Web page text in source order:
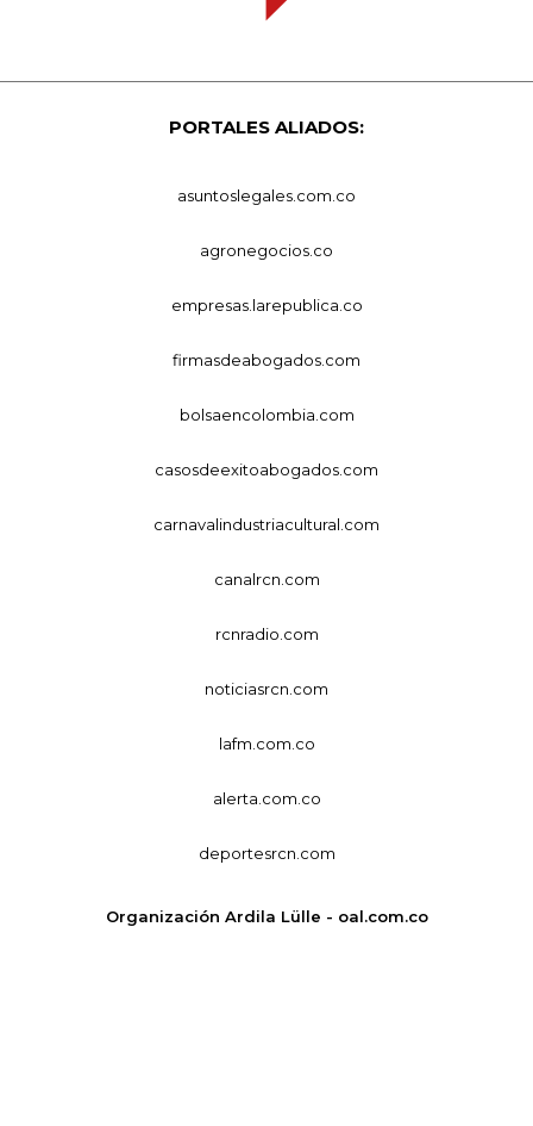
PORTALES ALIADOS:
asuntoslegales.com.co
agronegocios.co
empresas.larepublica.co
firmasdeabogados.com
bolsaencolombia.com
casosdeexitoabogados.com
carnavalindustriacultural.com
canalrcn.com
rcnradio.com
noticiasrcn.com
lafm.com.co
alerta.com.co
deportesrcn.com
Organización Ardila Lülle - oal.com.co